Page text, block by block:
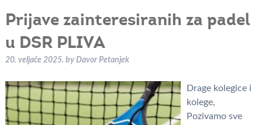
Prijave zainteresiranih za padel
u DSR PLIVA
20. veljače 2025. by Davor Petanjek
Drage kolegice i
kolege,
Pozivamo sve